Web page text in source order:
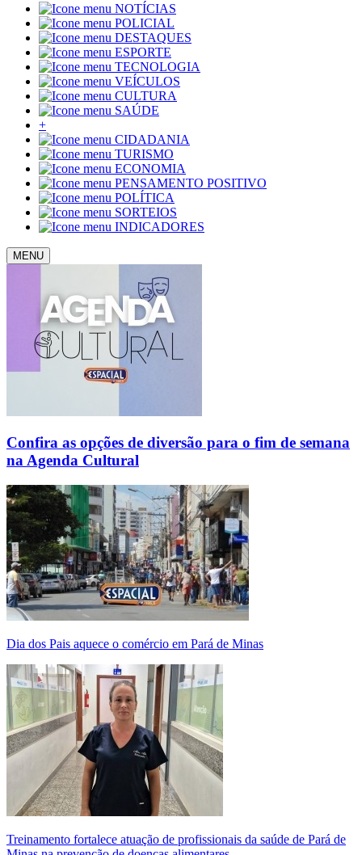
NOTÍCIAS
POLICIAL
DESTAQUES
ESPORTE
TECNOLOGIA
VEÍCULOS
CULTURA
SAÚDE
+
CIDADANIA
TURISMO
ECONOMIA
PENSAMENTO POSITIVO
POLÍTICA
SORTEIOS
INDICADORES
MENU
Confira as opções de diversão para o fim de semana
na Agenda Cultural
Dia dos Pais aquece o comércio em Pará de Minas
Treinamento fortalece atuação de profissionais da saúde de Pará de